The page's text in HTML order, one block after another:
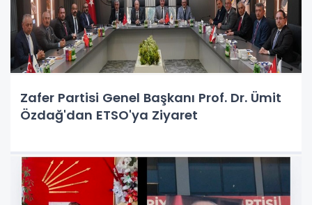
Zafer Partisi Genel Başkanı Prof. Dr. Ümit
Özdağ'dan ETSO'ya Ziyaret